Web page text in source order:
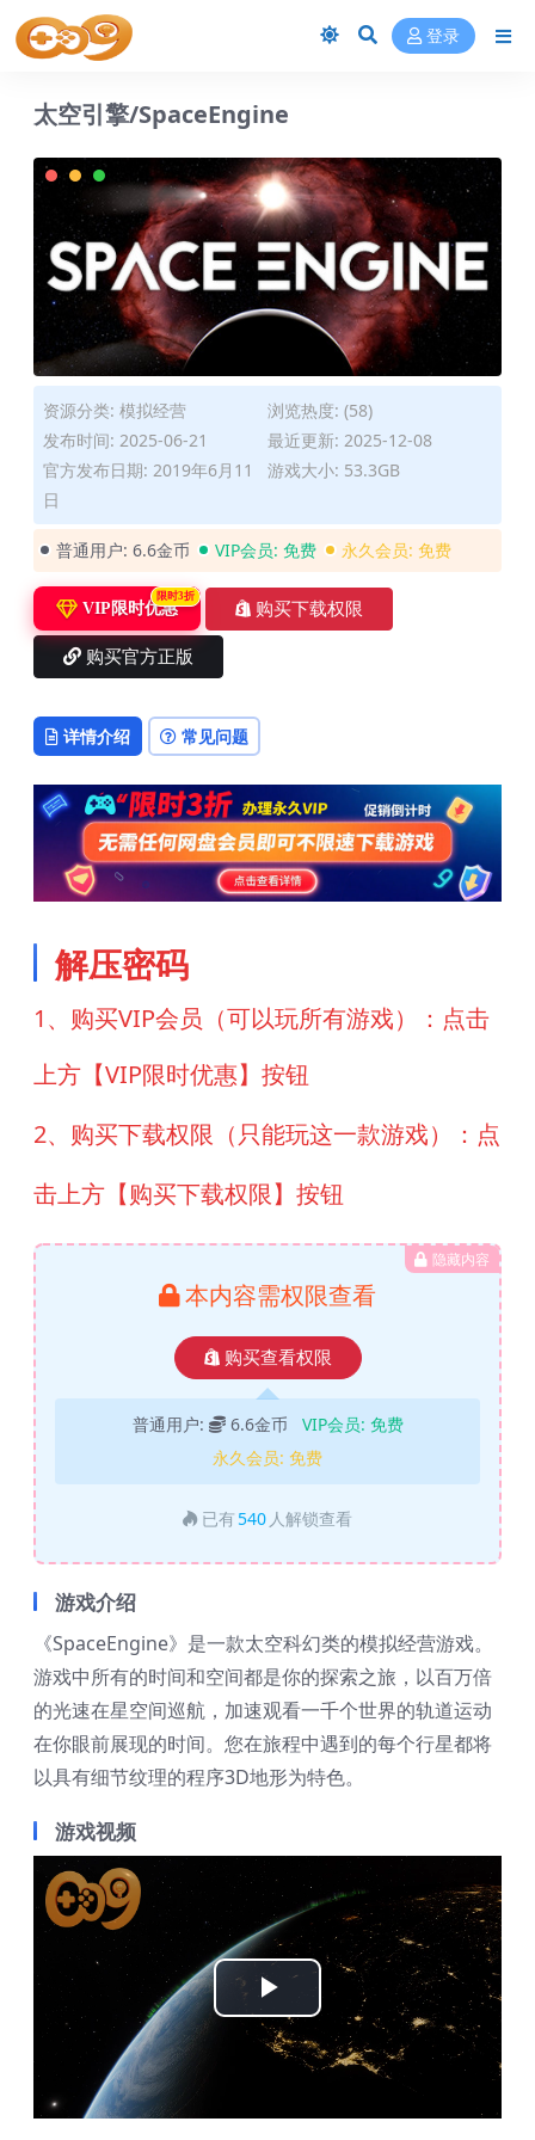
登录
太空引擎/SpaceEngine
资源分类: 模拟经营
浏览热度: (58)
发布时间: 2025-06-21
最近更新: 2025-12-08
官方发布日期: 2019年6月11
日
游戏大小: 53.3GB
普通用户: 6.6金币 VIP会员: 免费 永久会员: 免费
VIP限时优惠
限时3折
购买下载权限
购买官方正版
详情介绍 常见问题
解压密码
1、购买VIP会员（可以玩所有游戏）：点击
上方【VIP限时优惠】按钮
2、购买下载权限（只能玩这一款游戏）：点
击上方【购买下载权限】按钮
隐藏内容
本内容需权限查看
购买查看权限
普通用户: 6.6金币 VIP会员: 免费
永久会员: 免费
已有 540 人解锁查看
游戏介绍
《SpaceEngine》是一款太空科幻类的模拟经营游戏。
游戏中所有的时间和空间都是你的探索之旅，以百万倍
的光速在星空间巡航，加速观看一千个世界的轨道运动
在你眼前展现的时间。您在旅程中遇到的每个行星都将
以具有细节纹理的程序3D地形为特色。
游戏视频
Play
Video